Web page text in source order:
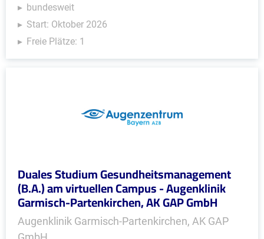
bundesweit
Start: Oktober 2026
Freie Plätze: 1
Duales Studium Gesundheitsmanagement
(B.A.) am virtuellen Campus - Augenklinik
Garmisch-Partenkirchen, AK GAP GmbH
Augenklinik Garmisch-Partenkirchen, AK GAP